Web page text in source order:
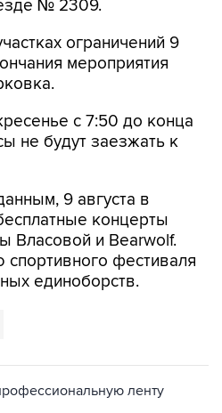
№ 2309.
ограничений 9
мероприятия
с 7:50 до конца
не будут заезжать к
9 августа в
концерты
Власовой и Bearwolf.
фестиваля
единоборств.
ленту